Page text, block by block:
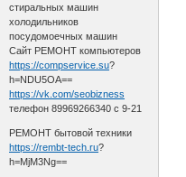
стиральных машин
холодильников
посудомоечных машин
Сайт РЕМОНТ компьютеров
https://compservice.su?
h=NDU5OA==
https://vk.com/seobizness
телефон 89969266340 с 9-21
РЕМОНТ бытовой техники
https://rembt-tech.ru?
h=MjM3Ng==